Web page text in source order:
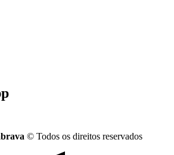
© Todos os direitos reservados